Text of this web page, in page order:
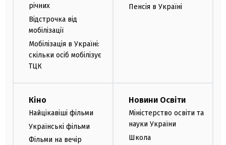
річних
Відстрочка від
мобілізації
Мобілізація в Україні:
скільки осіб мобілізує
ТЦК
Пенсія в Україні
Кіно
Найцікавіші фільми
Українські фільми
Фільми на вечір
Новини Освіти
Міністерство освіти та
науки України
Школа